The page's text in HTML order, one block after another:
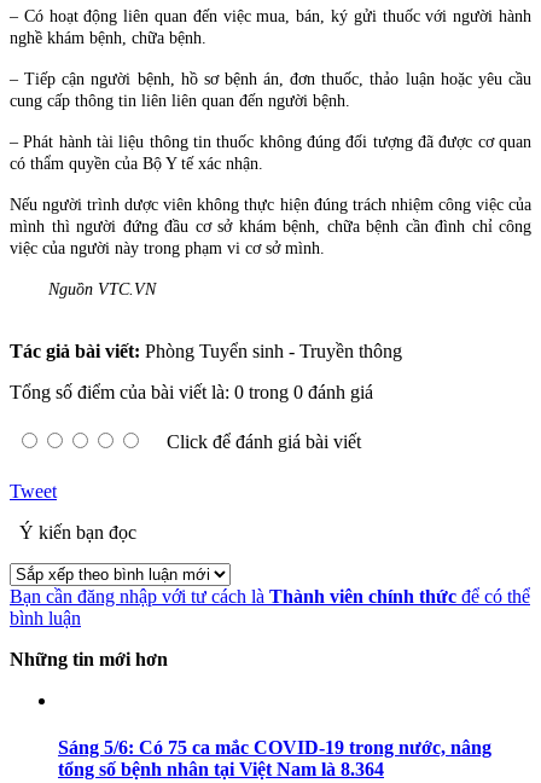
– Có hoạt động liên quan đến việc mua, bán, ký gửi thuốc với người hành
nghề khám bệnh, chữa bệnh.
– Tiếp cận người bệnh, hồ sơ bệnh án, đơn thuốc, thảo luận hoặc yêu cầu
cung cấp thông tin liên liên quan đến người bệnh.
– Phát hành tài liệu thông tin thuốc không đúng đối tượng đã được cơ quan
có thẩm quyền của Bộ Y tế xác nhận.
Nếu người trình dược viên không thực hiện đúng trách nhiệm công việc của
mình thì người đứng đầu cơ sở khám bệnh, chữa bệnh cần đình chỉ công
việc của người này trong phạm vi cơ sở mình.
Nguồn VTC.VN
Tác giả bài viết: Phòng Tuyển sinh - Truyền thông
Tổng số điểm của bài viết là: 0 trong 0 đánh giá
Click để đánh giá bài viết
Tweet
Ý kiến bạn đọc
Bạn cần đăng nhập với tư cách là Thành viên chính thức để có thể
bình luận
Những tin mới hơn
Sáng 5/6: Có 75 ca mắc COVID-19 trong nước, nâng
tổng số bệnh nhân tại Việt Nam là 8.364